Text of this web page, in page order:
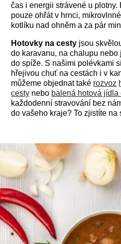
čas i energii strávené u
pouze ohřát v hrnci,
kotlíku nad ohněm a za pár
Hotovky na cesty jsou
do karavanu, na chalupu
do spíže. S našimi polévkami
hřejivou chuť na cestách i v
můžeme objednat také rozvoz
cesty nebo balená hotová jídla
každodenní stravování bez
do vašeho kraje? To zjistíte na